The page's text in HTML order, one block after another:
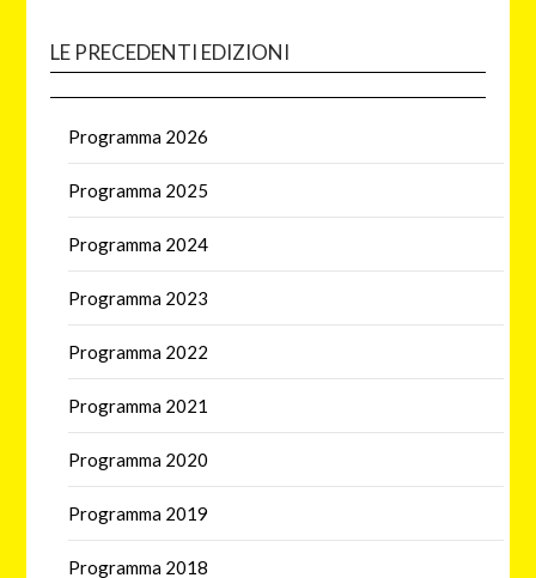
LE PRECEDENTI EDIZIONI
Programma 2026
Programma 2025
Programma 2024
Programma 2023
Programma 2022
Programma 2021
Programma 2020
Programma 2019
Programma 2018